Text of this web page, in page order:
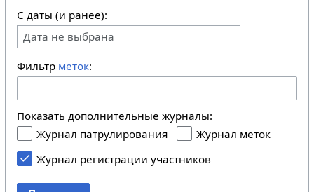
С даты (и ранее):
Дата не выбрана
Фильтр меток:
Показать дополнительные журналы:
Журнал патрулирования
Журнал меток
Журнал регистрации участников